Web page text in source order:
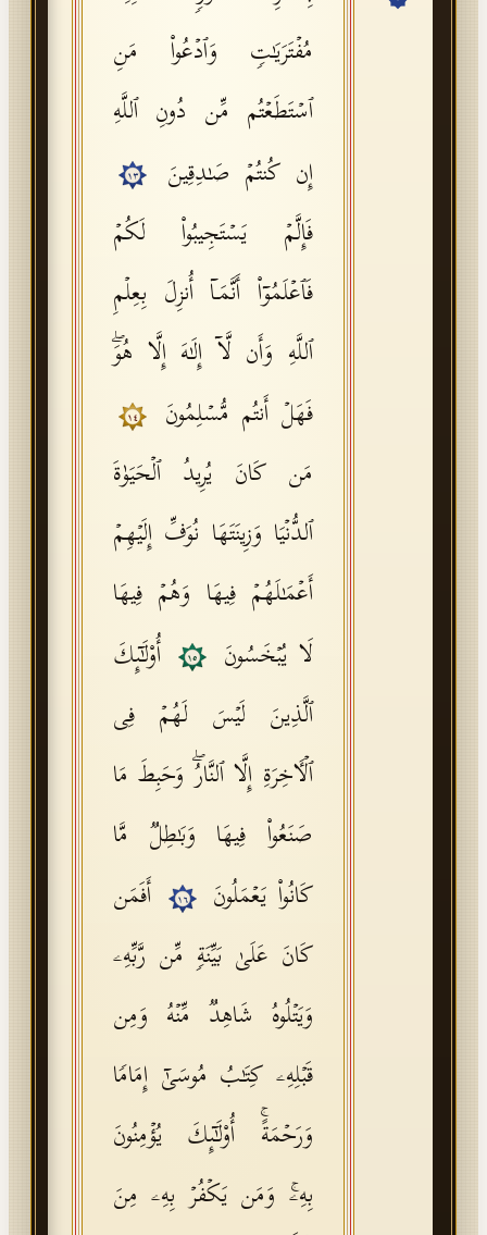
Tajweed Guide
Font Edition Tester
مُفۡتَرَیَـٰتࣲ وَٱدۡعُوا۟ مَنِ
ٱسۡتَطَعۡتُم مِّن دُونِ ٱللَّهِ
إِن كُنتُمۡ صَـٰدِقِینَ
١٣
فَإِلَّمۡ یَسۡتَجِیبُوا۟ لَكُمۡ
فَٱعۡلَمُوۤا۟ أَنَّمَاۤ أُنزِلَ بِعِلۡمِ
ٱللَّهِ وَأَن لَّاۤ إِلَـٰهَ إِلَّا هُوَۖ
فَهَلۡ أَنتُم مُّسۡلِمُونَ
١٤
مَن كَانَ یُرِیدُ ٱلۡحَیَوٰةَ
ٱلدُّنۡیَا وَزِینَتَهَا نُوَفِّ إِلَیۡهِمۡ
أَعۡمَـٰلَهُمۡ فِیهَا وَهُمۡ فِیهَا
لَا یُبۡخَسُونَ
١٥
أُو۟لَـٰۤىِٕكَ
ٱلَّذِینَ لَیۡسَ لَهُمۡ فِی
ٱلۡـَٔاخِرَةِ إِلَّا ٱلنَّارُۖ وَحَبِطَ مَا
صَنَعُوا۟ فِیهَا وَبَـٰطِلࣱ مَّا
كَانُوا۟ یَعۡمَلُونَ
١٦
أَفَمَن
كَانَ عَلَىٰ بَیِّنَةࣲ مِّن رَّبِّهِۦ
وَیَتۡلُوهُ شَاهِدࣱ مِّنۡهُ وَمِن
قَبۡلِهِۦ كِتَـٰبُ مُوسَىٰۤ إِمَامࣰا
وَرَحۡمَةًۚ أُو۟لَـٰۤىِٕكَ یُؤۡمِنُونَ
بِهِۦۚ وَمَن یَكۡفُرۡ بِهِۦ مِنَ